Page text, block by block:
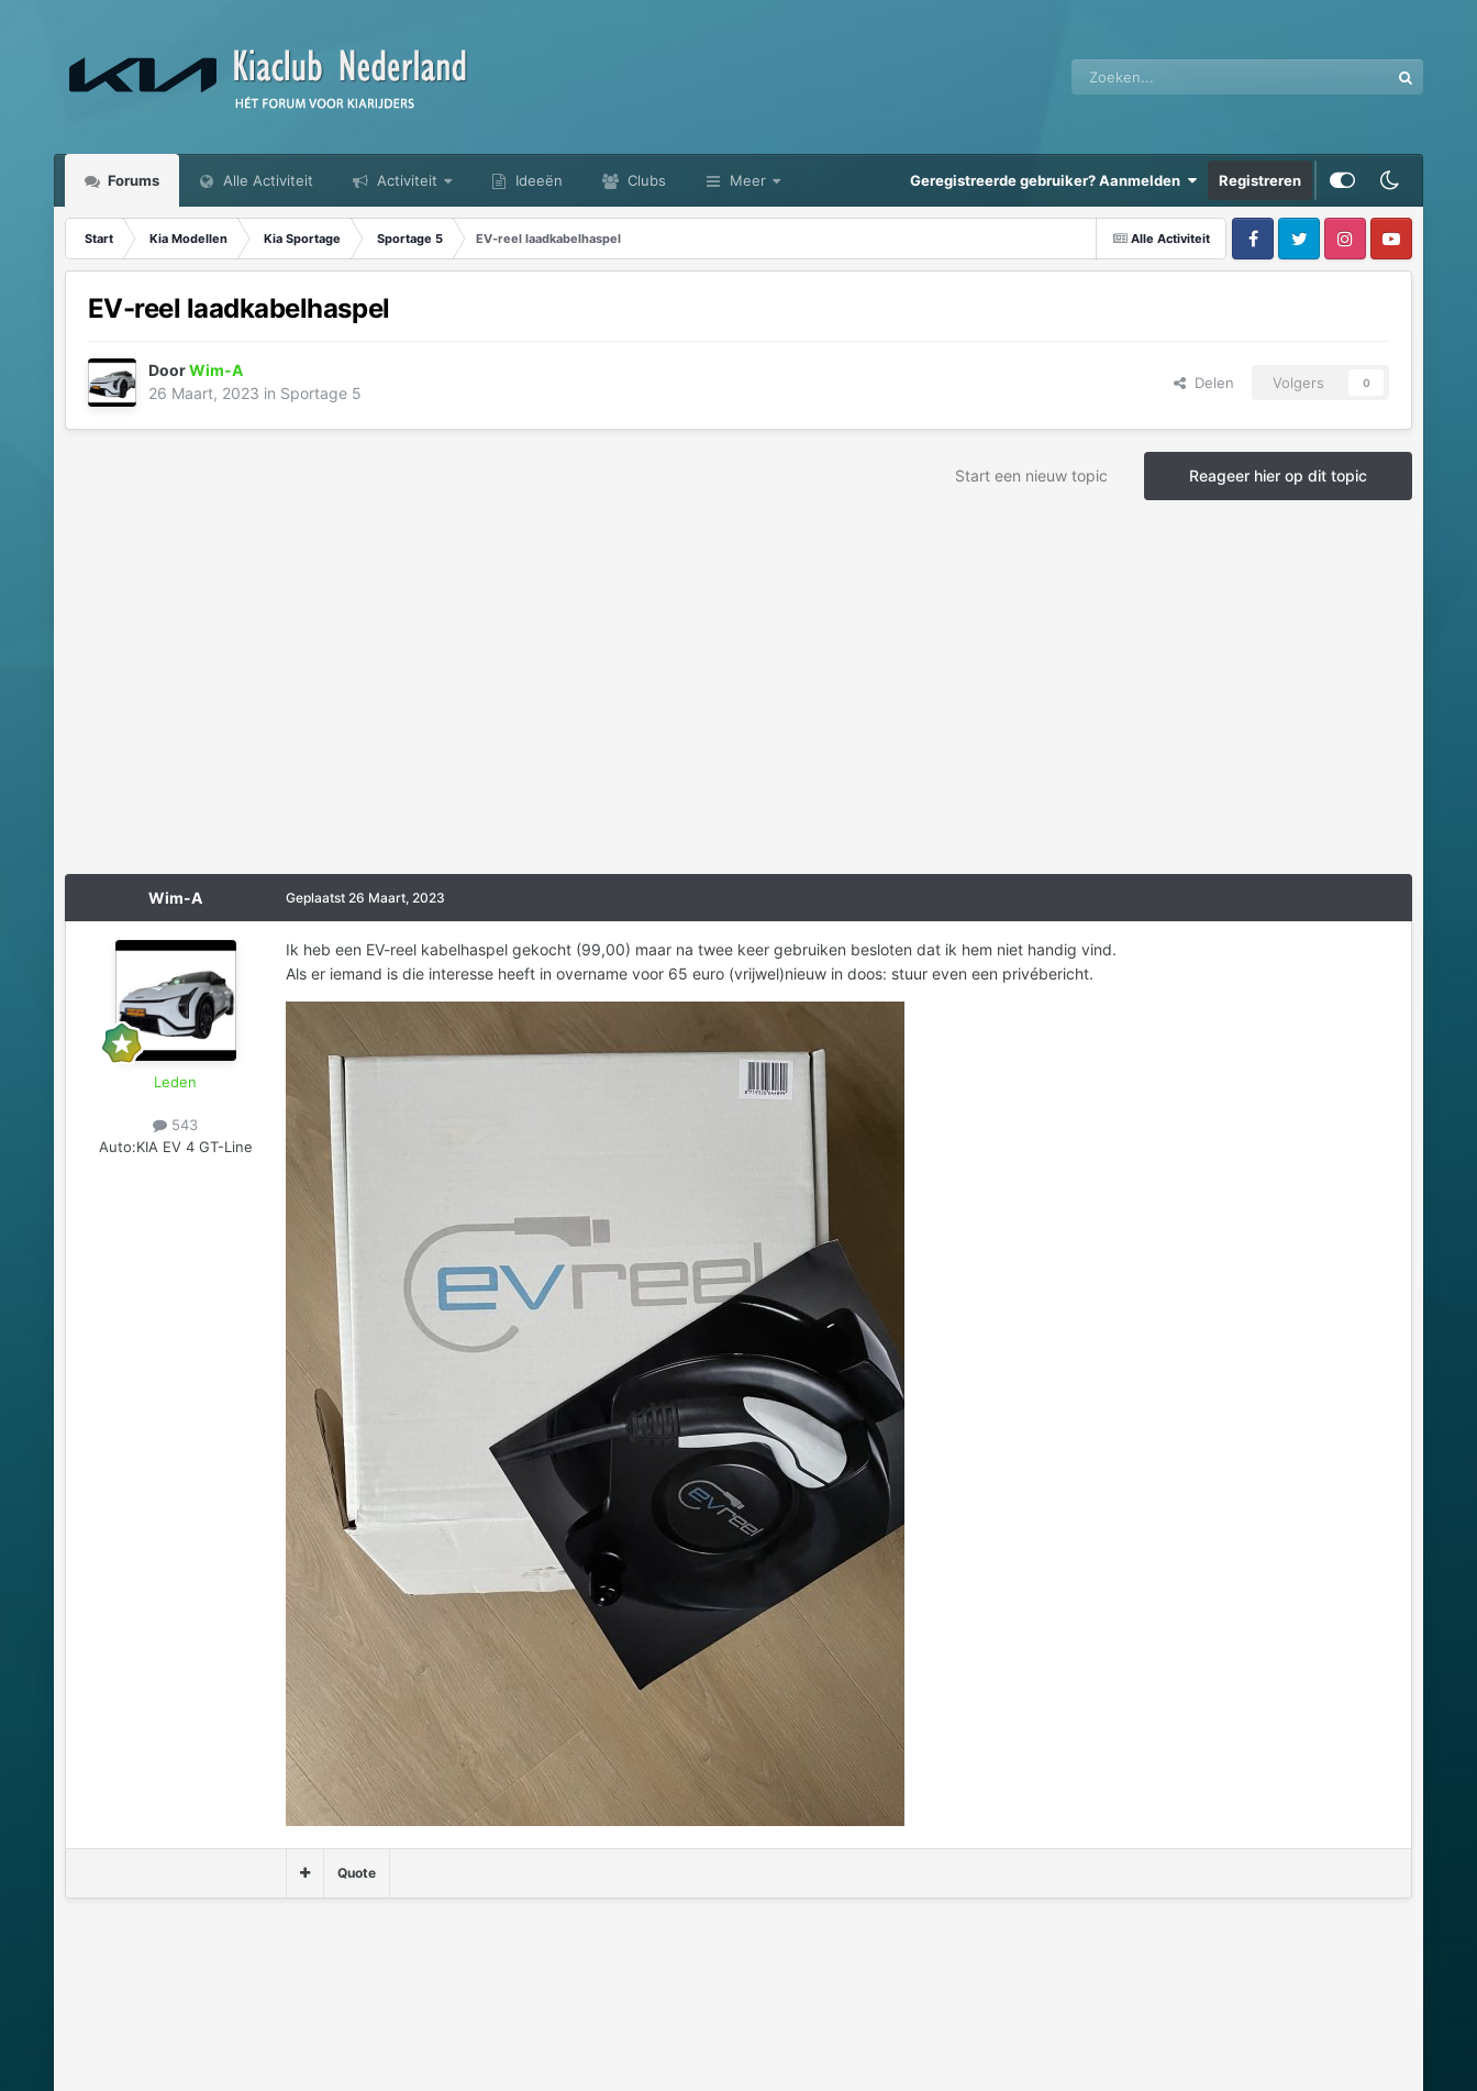
Forums Alle Activiteit Activiteit Ideeën Clubs Meer Geregistreerde gebruiker? Aanmelden Registreren
Alle Activiteit
Start Kia Modellen Kia Sportage Sportage 5 EV-reel laadkabelhaspel
EV-reel laadkabelhaspel
DoorWim-A
26 Maart, 2023 in Sportage 5
Delen Volgers 0
Reageer hier op dit topic
Start een nieuw topic
Wim-A
Leden
543
Auto:KIA EV 4 GT-Line
Geplaatst 26 Maart, 2023
Ik heb een EV-reel kabelhaspel gekocht (99,00) maar na twee keer gebruiken besloten dat ik hem niet handig vind.
Als er iemand is die interesse heeft in overname voor 65 euro (vrijwel)nieuw in doos: stuur even een privébericht.
Quote